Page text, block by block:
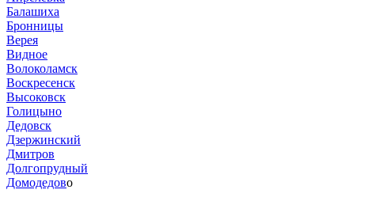
Балашиха
Бронницы
Верея
Видное
Волоколамск
Воскресенск
Высоковск
Голицыно
Дедовск
Дзержинский
Дмитров
Долгопрудный
Домодедово